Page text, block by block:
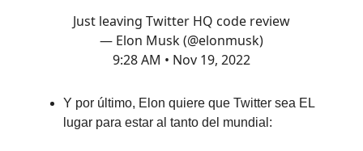
Just leaving Twitter HQ code review
— Elon Musk (@elonmusk)
9:28 AM • Nov 19, 2022
Y por último, Elon quiere que Twitter sea EL
lugar para estar al tanto del mundial: